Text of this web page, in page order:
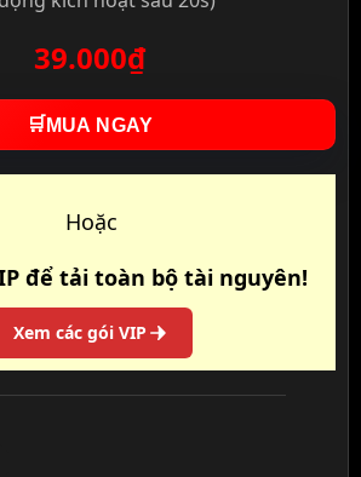
39.000₫
🛒 MUA NGAY
Hoặc
để tải toàn bộ tài nguyên!
Xem các gói VIP